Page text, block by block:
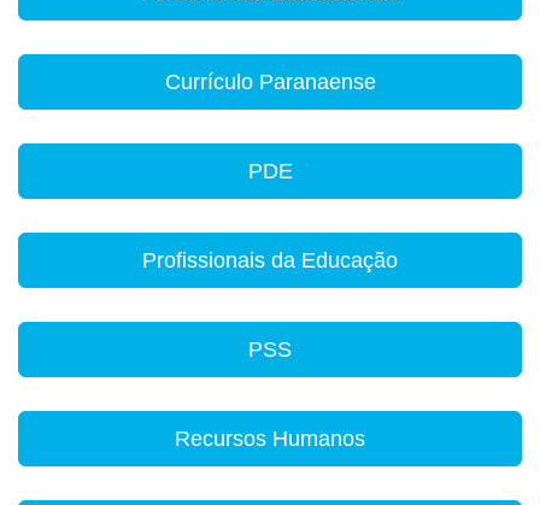
Currículo Paranaense
PDE
Profissionais da Educação
PSS
Recursos Humanos